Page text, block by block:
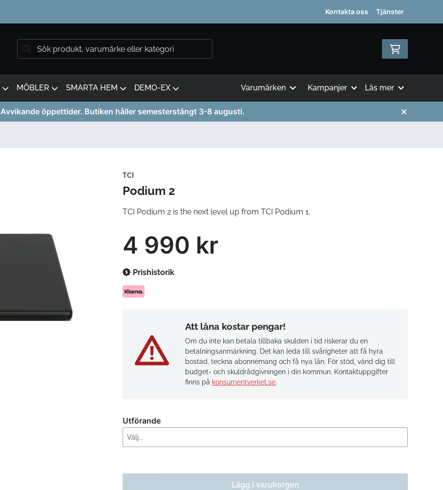
Kontakta oss Tjänster
MÖBLER SMARTA HEM DEMO-EX Varumärken Kampanjer Läs mer
Avvikande öppettider. Butiken håller semesterstängt 3-8 augusti.
TCI
Podium 2
TCI Podium 2 is the next level up from TCI Podium 1.
4 990 kr
Prishistorik
Att låna kostar pengar!
Om du inte kan betala tillbaka skulden i tid riskerar du en
betalningsanmärkning. Det kan leda till svårigheter att få hyra
bostad, teckna abonnemang och få nya lån. För stöd, vänd dig till
budget- och skuldrådgivningen i din kommun. Kontaktuppgifter
finns på konsumentverket.se.
Utförande
Lägg i varukorgen